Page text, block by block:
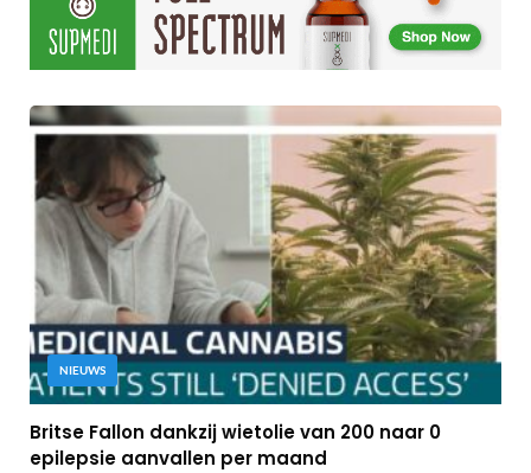
NIEUWS
Britse Fallon dankzij wietolie van 200 naar 0
epilepsie aanvallen per maand